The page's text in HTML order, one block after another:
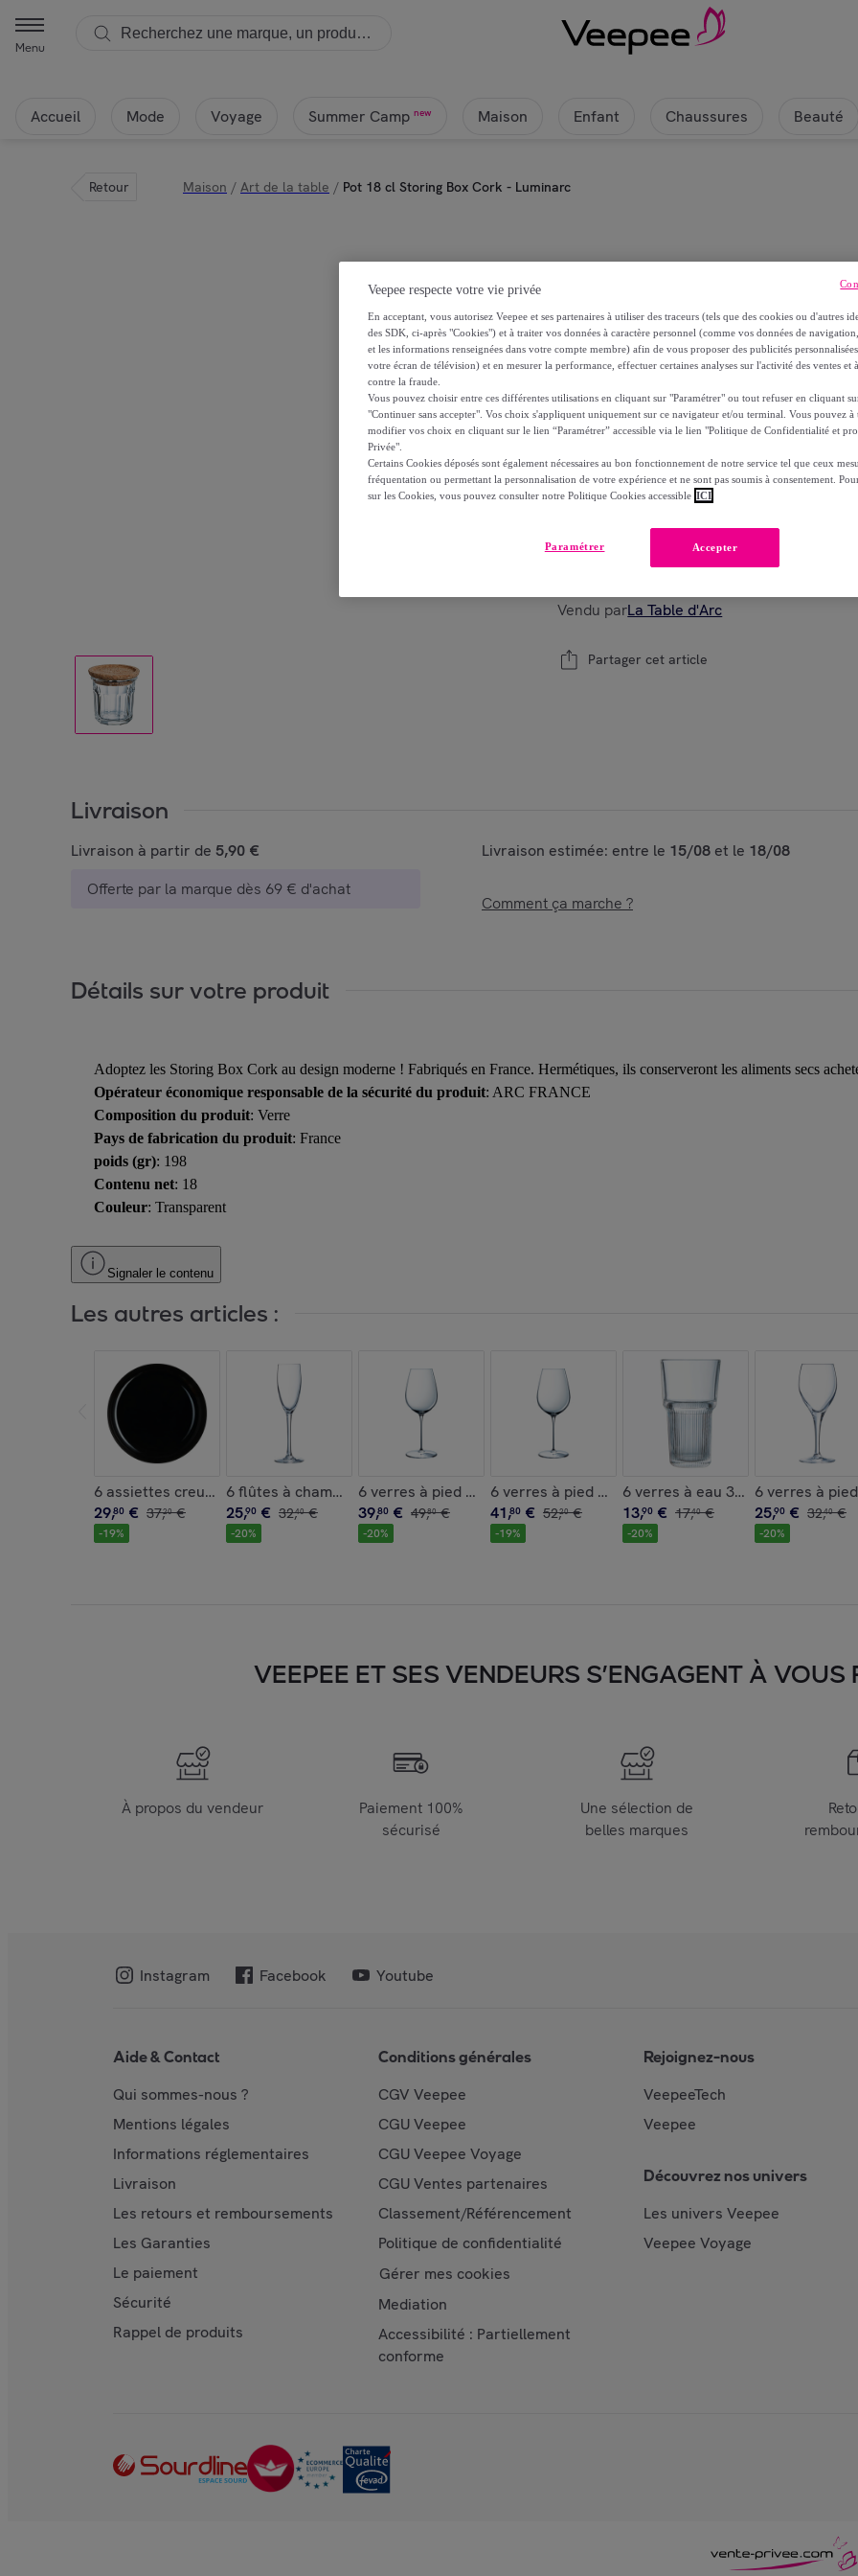
Menu
Accueil Mode Voyage Summer Camp new Maison Enfant Chaussures Beauté
Retour Maison / Art de la table / Pot 18 cl Storing Box Cork - Luminarc
Pot 18 cl Storing Box Cork -
5,40 €
6,80 €
-20%
Ajouter au panier
Vendu parLa Table d'Arc
Partager cet article
Livraison
Livraison à partir de 5,90 €
Offerte par la marque dès 69 € d'achat
Livraison estimée: entre le 15/08 et le 18/08
Comment ça marche ?
Détails sur votre produit
Adoptez les Storing Box Cork au design moderne ! Fabriqués en France. Hermétiques, ils conserveront les aliments secs
Opérateur économique responsable de la sécurité du produit: ARC FRANCE
Composition du produit: Verre
Pays de fabrication du produit: France
poids (gr): 198
Contenu net: 18
Couleur: Transparent
Signaler le contenu
Les autres articles :
6 assiettes creuses à Mezzé 29cm Friend's Time Noire - Luminarc
29,80 € 37,20 €
-19%
6 flûtes à champagne 16 cl Cabernet - Chef&Sommelier
25,90 € 32,40 €
-20%
6 verres à pied 38 cl Galea - Chef&Sommelier
39,80 € 49,80 €
-20%
6 verres à pied 47 cl Galea - Chef&Sommelier
41,80 € 52,20 €
-19%
6 verres à eau 31 cl Starline -
13,90 € 17,40 €
-20%
6 verres à
25,90 € 32,40 €
-20%
VEEPEE ET SES VENDEURS S’ENGAGENT À VOUS
À propos du vendeur
Paiement 100%
sécurisé
Une sélection de
belles marques
Instagram Facebook Youtube
Aide & Contact
Qui sommes-nous ?
Mentions légales
Informations réglementaires
Livraison
Les retours et remboursements
Les Garanties
Le paiement
Sécurité
Rappel de produits
Conditions générales
CGV Veepee
CGU Veepee
CGU Veepee Voyage
CGU Ventes partenaires
Classement/Référencement
Politique de confidentialité
Gérer mes cookies
Mediation
Accessibilité : Partiellement
conforme
Rejoignez-nous
VeepeeTech
Veepee
Découvrez nos univers
Les univers Veepee
Veepee Voyage
Veepee respecte votre vie privée
En acceptant, vous autorisez Veepee et ses partenaires à utiliser des traceurs (tels que des cookies ou d'autres
des SDK, ci-après "Cookies") et à traiter vos données à caractère personnel (comme vos données de
et les informations renseignées dans votre compte membre) afin de vous proposer des publicités
votre écran de télévision) et en mesurer la performance, effectuer certaines analyses sur l'activité des ventes et
contre la fraude.
Vous pouvez choisir entre ces différentes utilisations en cliquant sur "Paramétrer" ou tout refuser en cliquant
"Continuer sans accepter". Vos choix s'appliquent uniquement sur ce navigateur et/ou terminal. Vous pouvez
modifier vos choix en cliquant sur le lien “Paramétrer” accessible via le lien "Politique de Confidentialité et
Privée".
Certains Cookies déposés sont également nécessaires au bon fonctionnement de notre service tel que ceux
fréquentation ou permettant la personnalisation de votre expérience et ne sont pas soumis à consentement.
sur les Cookies, vous pouvez consulter notre Politique Cookies accessible ICI
Accepter
Paramétrer